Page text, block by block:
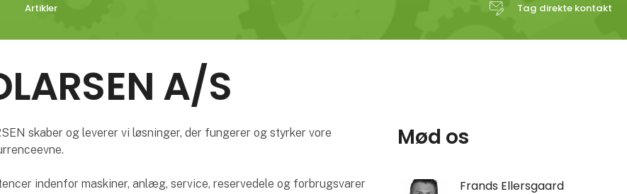
Artikler Tag direkte kontakt
A/S
skaber og leverer vi løsninger, der fungerer og styrker vore
indenfor maskiner, anlæg, service, reservedele og forbrugsvarer
Mød os
Frands Ellersgaard